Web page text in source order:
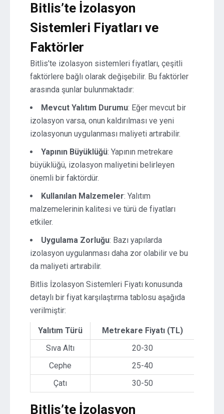
Bitlis’te İzolasyon
Sistemleri Fiyatları ve
Faktörler
Bitlis’te izolasyon sistemleri fiyatları, çeşitli
faktörlere bağlı olarak değişebilir. Bu faktörler
arasında şunlar bulunmaktadır:
Mevcut Yalıtım Durumu: Eğer mevcut bir
izolasyon varsa, onun kaldırılması ve yeni
izolasyonun uygulanması maliyeti artırabilir.
Yapının Büyüklüğü: Yapının metrekare
büyüklüğü, izolasyon maliyetini belirleyen
önemli bir faktördür.
Kullanılan Malzemeler: Yalıtım
malzemelerinin kalitesi ve türü de fiyatları
etkiler.
Uygulama Zorluğu: Bazı yapılarda
izolasyon uygulanması daha zor olabilir ve bu
da maliyeti artırabilir.
Bitlis İzolasyon Sistemleri Fiyatı konusunda
detaylı bir fiyat karşılaştırma tablosu aşağıda
verilmiştir:
Yalıtım Türü
Metrekare Fiyatı (TL)
Sıva Altı
20-30
Cephe
25-40
Çatı
30-50
Bitlis’te İzolasyon